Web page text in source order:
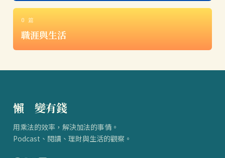
0 篇
職涯與生活
懶得 變有錢
用乘法的效率，解決加法的事情。
Podcast、閱讀、理財與生活的觀察。